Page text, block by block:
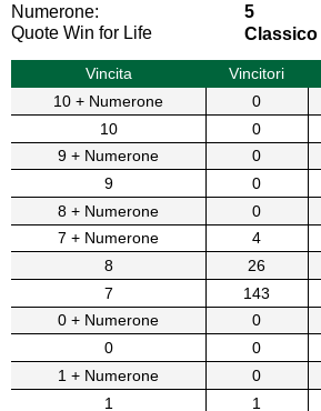
Numerone:
5
Quote Win for Life
Classico
Vincita Vincitori
10 + Numerone
0
10
0
9 + Numerone
0
9
0
8 + Numerone
0
7 + Numerone
4
8
26
7
143
0 + Numerone
0
0
0
1 + Numerone
0
1
1